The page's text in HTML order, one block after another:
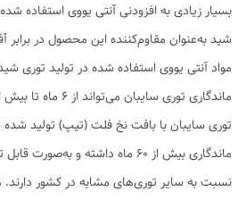
بسیار زیادی به افزودنی آنتی یووی استفاده
شید به‌عنوان مقاوم‌کننده این محصول در برابر
مواد آنتی یووی استفاده شده در تولید توری
توری سایبان با بافت نخ فلت (تیپ) تولید شده
ماندگاری بیش از 60 ماه داشته و
نسبت به سایر توری‌های مشابه در کشور